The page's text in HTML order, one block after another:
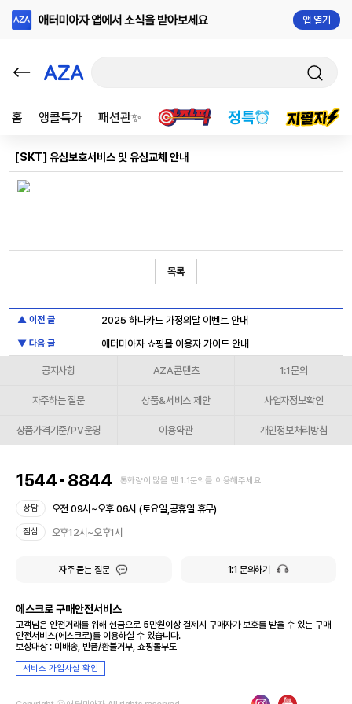
앱 열기
홈 앵콜특가 패션관✨
[SKT] 유심보호서비스 및 유심교체 안내
목록
▲ 이전 글 2025 하나카드 가정의달 이벤트 안내
▼ 다음 글 애터미아자 쇼핑몰 이용자 가이드 안내
공지사항 AZA콘텐츠 1:1문의
자주하는 질문 상품&서비스 제안 사업자정보확인
상품가격기준/PV운영 이용약관 개인정보처리방침
1544 8844 통화량이 많을 땐 1:1문의를 이용해주세요
상담 오전 09시~오후 06시 (토요일,공휴일 휴무)
점심 오후12시~오후1시
자주 묻는 질문 1:1 문의하기
에스크로 구매안전서비스
고객님은 안전거래를 위해 현금으로 5만원이상 결제시 구매자가 보호를 받을 수 있는 구매
안전서비스(에스크로)를 이용하실 수 있습니다.
보상대상 : 미배송, 반품/환불거부, 쇼핑몰부도
서비스 가입사실 확인